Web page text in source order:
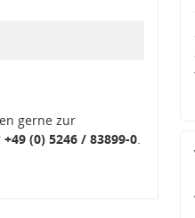
gerne zur
+49 (0) 5246 / 83899-0.